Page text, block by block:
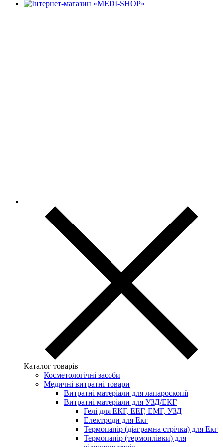
Каталог товарів
Косметологічні засоби
Медичні витратні товари
Витратні матеріали для лапароскопії
Витратні матеріали для УЗД/ЕКГ
Гелі для ЕКГ, ЕЕГ, ЕМГ, УЗД
Електроди для Екг
Термопапір (діаграмна стрічка) для Екг
Термопапір (термоплівки) для